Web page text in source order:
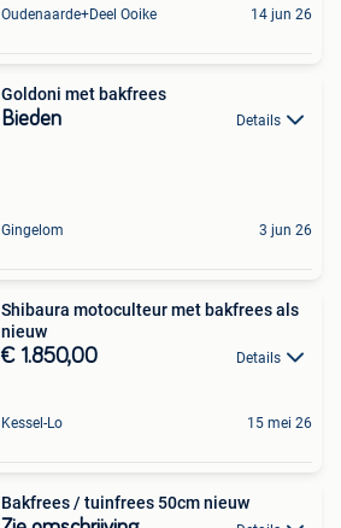
Oudenaarde+Deel Ooike 14 jun 26
Goldoni met bakfrees
Bieden Details
Gingelom 3 jun 26
Shibaura motoculteur met bakfrees als
nieuw
€ 1.850,00 Details
Kessel-Lo 15 mei 26
Bakfrees / tuinfrees 50cm nieuw